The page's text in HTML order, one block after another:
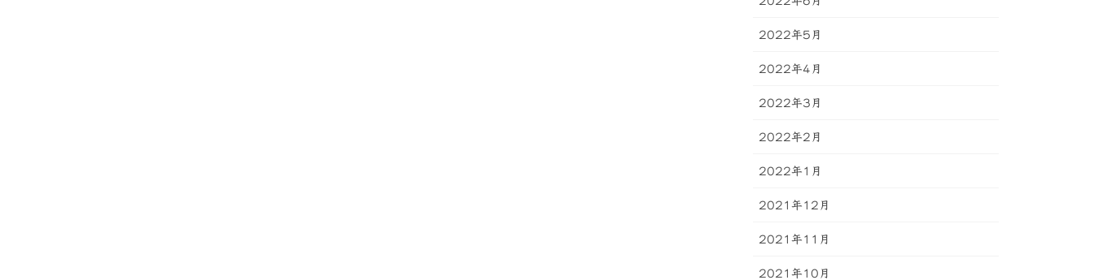
2022年5月
2022年4月
2022年3月
2022年2月
2022年1月
2021年12月
2021年11月
2021年10月